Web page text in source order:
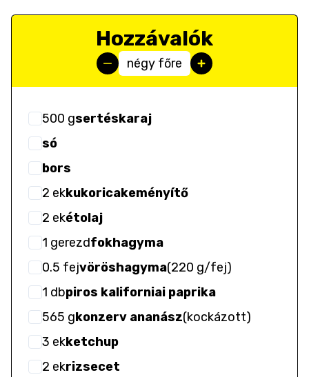
Hozzávalók
négy főre
500 gsertéskaraj
só
bors
2 ekkukoricakeményítő
2 ekétolaj
1 gerezdfokhagyma
0.5 fejvöröshagyma(220 g/fej)
1 dbpiros kaliforniai paprika
565 gkonzerv ananász(kockázott)
3 ekketchup
2 ekrizsecet